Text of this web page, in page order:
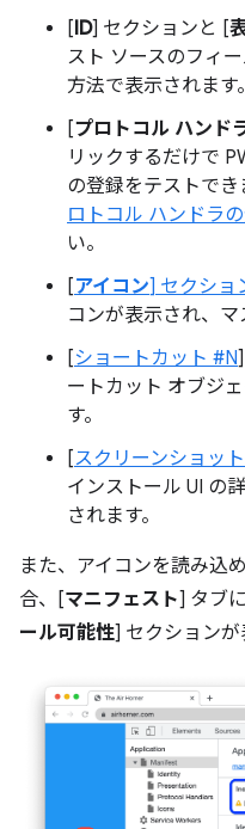
[ID] セクションと [
スト ソースのフィ
方法で表示されます。
[プロトコル ハンド
リックするだけで
の登録をテストでき
ロトコル ハンドラ
い。
[アイコン] セクショ
コンが表示され、マ
[ショートカット #N
ートカット オブジ
す。
[スクリーンショッ
インストール UI の
されます。
また、アイコンを読み込
合、[マニフェスト] タブ
ール可能性] セクションが